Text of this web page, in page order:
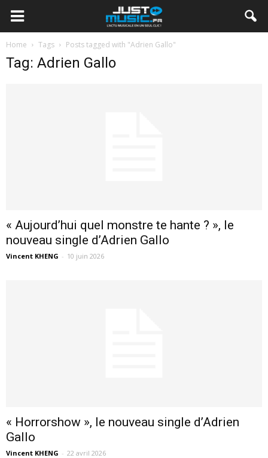
Home Tags Posts tagged with "Adrien Gallo"
Tag: Adrien Gallo
« Aujourd’hui quel monstre te hante ? », le
nouveau single d’Adrien Gallo
Vincent KHENG - 10 juin 2026
« Horrorshow », le nouveau single d’Adrien
Gallo
Vincent KHENG - 22 avril 2026